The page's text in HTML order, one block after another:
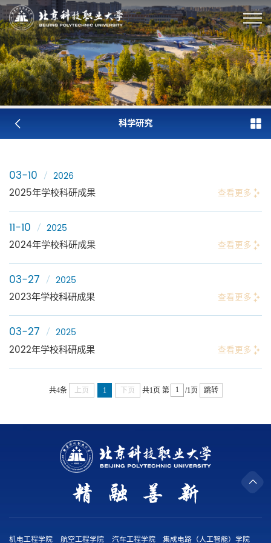
科学研究
03-10 2026
2025年学校科研成果 查看更多
11-10 2025
2024年学校科研成果 查看更多
03-27 2025
2023年学校科研成果 查看更多
03-27 2025
2022年学校科研成果 查看更多
共4条 上页 1 下页 共1页 第 /1页 跳转
机电工程学院 航空工程学院 汽车工程学院 集成电路（人工智能）学院